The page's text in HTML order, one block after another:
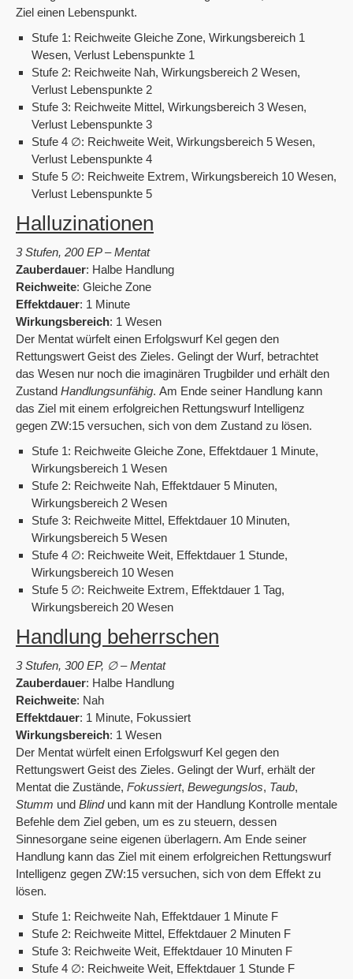
Ziel einen Lebenspunkt.
Stufe 1: Reichweite Gleiche Zone, Wirkungsbereich 1
Wesen, Verlust Lebenspunkte 1
Stufe 2: Reichweite Nah, Wirkungsbereich 2 Wesen,
Verlust Lebenspunkte 2
Stufe 3: Reichweite Mittel, Wirkungsbereich 3 Wesen,
Verlust Lebenspunkte 3
Stufe 4 ∅: Reichweite Weit, Wirkungsbereich 5 Wesen,
Verlust Lebenspunkte 4
Stufe 5 ∅: Reichweite Extrem, Wirkungsbereich 10 Wesen,
Verlust Lebenspunkte 5
Halluzinationen
3 Stufen, 200 EP – Mentat
Zauberdauer: Halbe Handlung
Reichweite: Gleiche Zone
Effektdauer: 1 Minute
Wirkungsbereich: 1 Wesen
Der Mentat würfelt einen Erfolgswurf Kel gegen den
Rettungswert Geist des Zieles. Gelingt der Wurf, betrachtet
das Wesen nur noch die imaginären Trugbilder und erhält den
Zustand Handlungsunfähig. Am Ende seiner Handlung kann
das Ziel mit einem erfolgreichen Rettungswurf Intelligenz
gegen ZW:15 versuchen, sich von dem Zustand zu lösen.
Stufe 1: Reichweite Gleiche Zone, Effektdauer 1 Minute,
Wirkungsbereich 1 Wesen
Stufe 2: Reichweite Nah, Effektdauer 5 Minuten,
Wirkungsbereich 2 Wesen
Stufe 3: Reichweite Mittel, Effektdauer 10 Minuten,
Wirkungsbereich 5 Wesen
Stufe 4 ∅: Reichweite Weit, Effektdauer 1 Stunde,
Wirkungsbereich 10 Wesen
Stufe 5 ∅: Reichweite Extrem, Effektdauer 1 Tag,
Wirkungsbereich 20 Wesen
Handlung beherrschen
3 Stufen, 300 EP, ∅ – Mentat
Zauberdauer: Halbe Handlung
Reichweite: Nah
Effektdauer: 1 Minute, Fokussiert
Wirkungsbereich: 1 Wesen
Der Mentat würfelt einen Erfolgswurf Kel gegen den
Rettungswert Geist des Zieles. Gelingt der Wurf, erhält der
Mentat die Zustände, Fokussiert, Bewegungslos, Taub,
Stumm und Blindund kann mit der Handlung Kontrolle mentale
Befehle dem Ziel geben, um es zu steuern, dessen
Sinnesorgane seine eigenen überlagern. Am Ende seiner
Handlung kann das Ziel mit einem erfolgreichen Rettungswurf
Intelligenz gegen ZW:15 versuchen, sich von dem Effekt zu
lösen.
Stufe 1: Reichweite Nah, Effektdauer 1 Minute F
Stufe 2: Reichweite Mittel, Effektdauer 2 Minuten F
Stufe 3: Reichweite Weit, Effektdauer 10 Minuten F
Stufe 4 ∅: Reichweite Weit, Effektdauer 1 Stunde F